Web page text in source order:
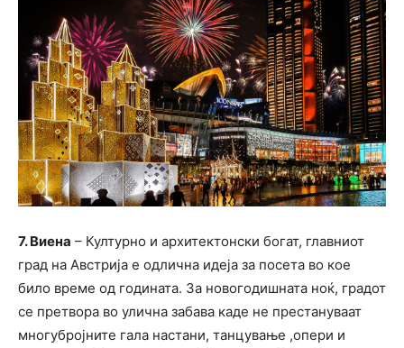
7. Виена – Културно и архитектонски богат, главниот
град на Австрија е одлична идеја за посета во кое
било време од годината. За новогодишната ноќ, градот
се претвора во улична забава каде не престануваат
многубројните гала настани, танцување ,опери и